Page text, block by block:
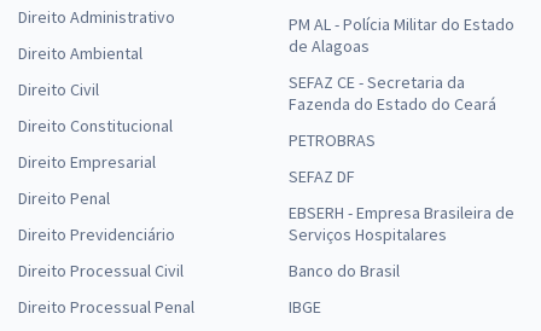
Direito Administrativo
Direito Ambiental
Direito Civil
Direito Constitucional
Direito Empresarial
Direito Penal
Direito Previdenciário
Direito Processual Civil
Direito Processual Penal
PM AL - Polícia Militar do Estado
de Alagoas
SEFAZ CE - Secretaria da
Fazenda do Estado do Ceará
PETROBRAS
SEFAZ DF
EBSERH - Empresa Brasileira de
Serviços Hospitalares
Banco do Brasil
IBGE